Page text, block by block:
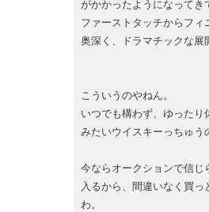
がかかったようになってき
ファーストタッチからフィ
奥深く、ドラマチックな展
こういうのやねん。
いつでも構わず、ゆったり
みたいウイスキーっちゅう
今ならオークションで信じ
入るから、間違いなく買っ
わ。